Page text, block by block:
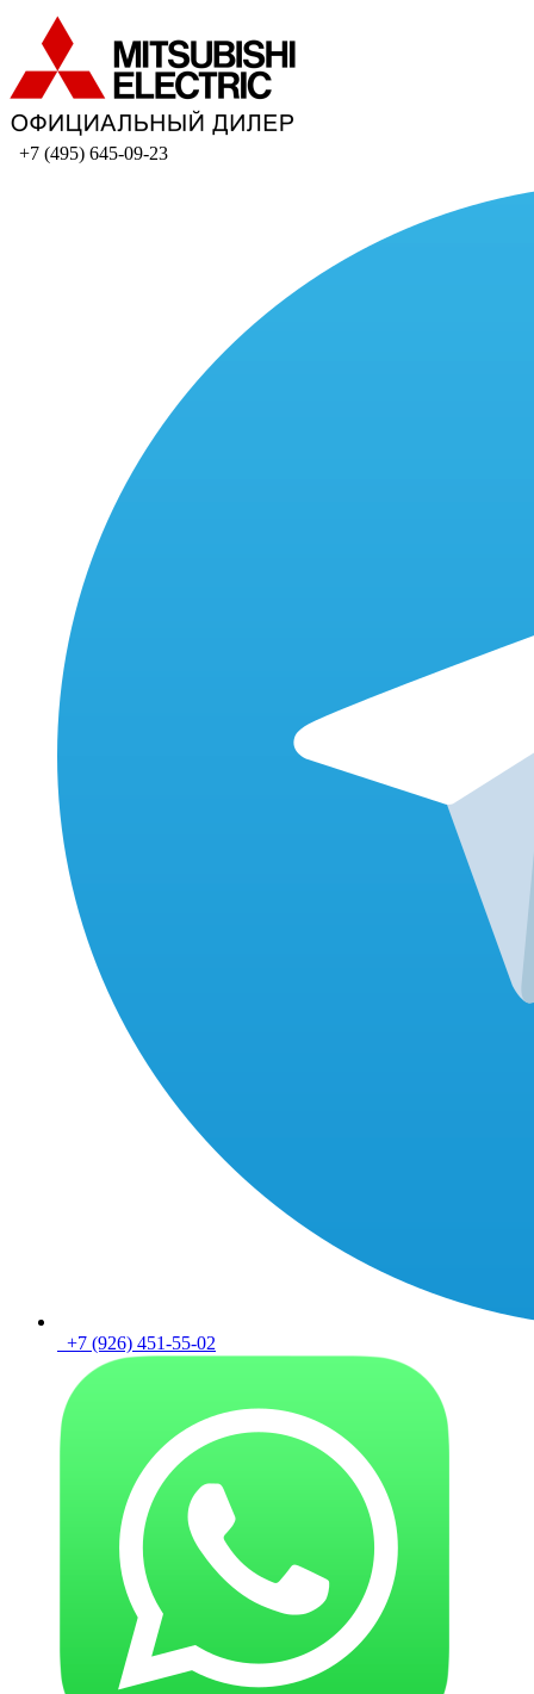
+7 (495) 645-09-23
+7 (926) 451-55-02